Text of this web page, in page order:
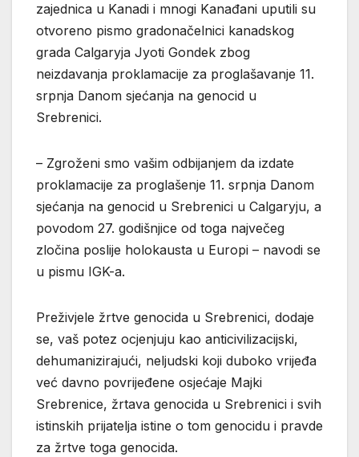
zajednica u Kanadi i mnogi Kanađani uputili su
otvoreno pismo gradonačelnici kanadskog
grada Calgaryja Jyoti Gondek zbog
neizdavanja proklamacije za proglašavanje 11.
srpnja Danom sjećanja na genocid u
Srebrenici.
– Zgroženi smo vašim odbijanjem da izdate
proklamacije za proglašenje 11. srpnja Danom
sjećanja na genocid u Srebrenici u Calgaryju, a
povodom 27. godišnjice od toga največeg
zločina poslije holokausta u Europi – navodi se
u pismu IGK-a.
Preživjele žrtve genocida u Srebrenici, dodaje
se, vaš potez ocjenjuju kao anticivilizacijski,
dehumanizirajući, neljudski koji duboko vrijeđa
već davno povrijeđene osjećaje Majki
Srebrenice, žrtava genocida u Srebrenici i svih
istinskih prijatelja istine o tom genocidu i pravde
za žrtve toga genocida.